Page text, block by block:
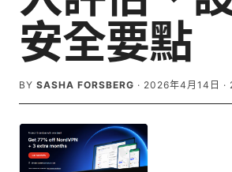
安全要點
BY SASHA FORSBERG · 2026年4月14日 ·